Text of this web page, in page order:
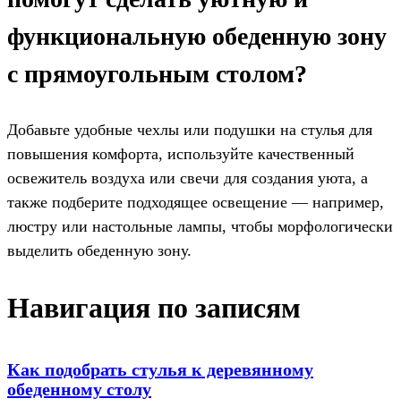
функциональную обеденную зону
с прямоугольным столом?
Добавьте удобные чехлы или подушки на стулья для
повышения комфорта, используйте качественный
освежитель воздуха или свечи для создания уюта, а
также подберите подходящее освещение — например,
люстру или настольные лампы, чтобы морфологически
выделить обеденную зону.
Навигация по записям
Как подобрать стулья к деревянному
обеденному столу